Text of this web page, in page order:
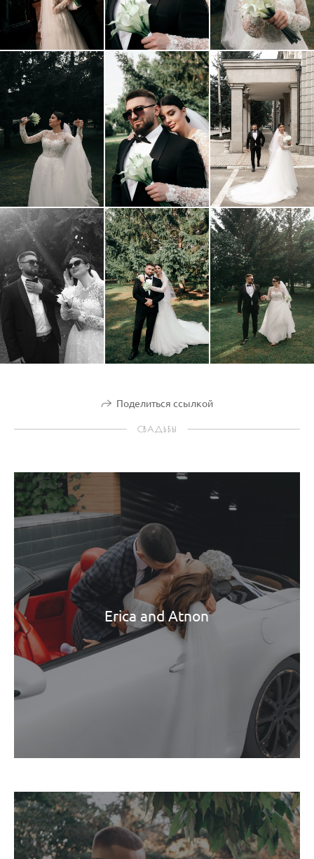
Поделиться ссылкой
СВАДЬБЫ
Erica and Atnon